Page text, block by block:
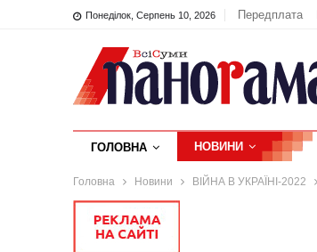
Понеділок, Серпень 10, 2026 Передплата
ГОЛОВНА НОВИНИ
Головна Новини ВІЙНА В УКРАЇНІ-2022